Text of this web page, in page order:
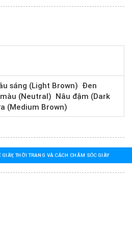
sáng (Light Brown) Đen
(Neutral) Nâu đậm (Dark
(Medium Brown)
GIÀY, THỜI TRANG VÀ CÁCH CHĂM SÓC GIÀY